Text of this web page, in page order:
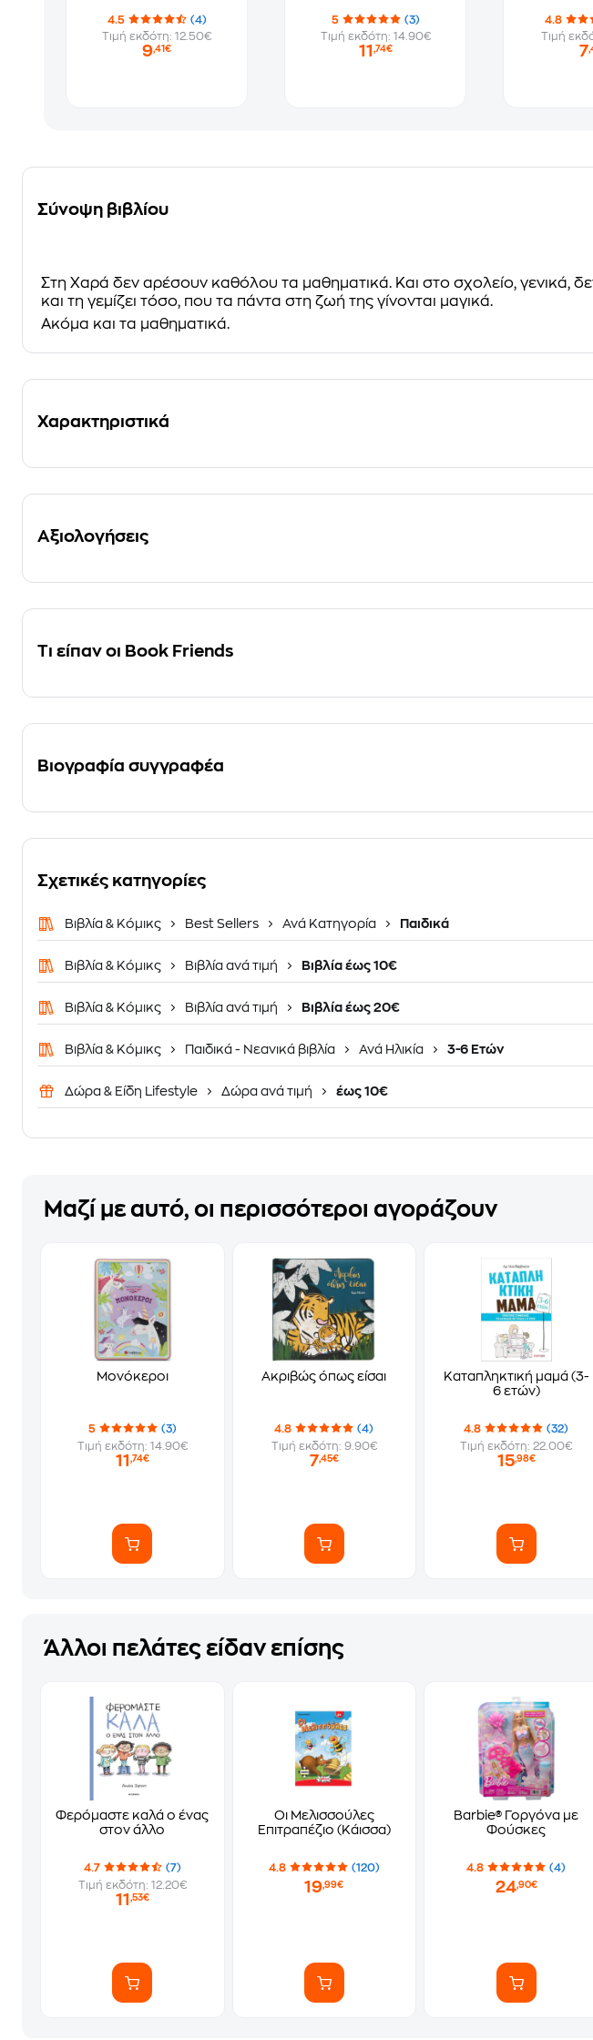
4.5
(4)
Τιμή εκδότη: 12.50€
9,41€
5
(3)
Τιμή εκδότη: 14.90€
11 ,74€
4.8
Τιμή
7
Σύνοψη βιβλίου
Στη Χαρά δεν αρέσουν καθόλου τα μαθηματικά. Και στο σχολείο, γενικά,
και τη γεμίζει τόσο, που τα πάντα στη ζωή της γίνονται μαγικά.
Ακόμα και τα μαθηματικά.
Χαρακτηριστικά
Αξιολογήσεις
Τι είπαν οι Book Friends
Βιογραφία συγγραφέα
Σχετικές κατηγορίες
Βιβλία & Κόμικς Best Sellers Ανά Κατηγορία Παιδικά
Βιβλία & Κόμικς Βιβλία ανά τιμή Βιβλία έως 10€
Βιβλία & Κόμικς Βιβλία ανά τιμή Βιβλία έως 20€
Βιβλία & Κόμικς Παιδικά - Νεανικά βιβλία Ανά Ηλικία 3-6 Ετών
Δώρα & Είδη Lifestyle Δώρα ανά τιμή έως 10€
Μαζί με αυτό, οι περισσότεροι αγοράζουν
Μονόκεροι
5
(3)
Τιμή εκδότη: 14.90€
11 ,74€
Ακριβώς όπως είσαι
4.8
(4)
Τιμή εκδότη: 9.90€
7,45€
Καταπληκτική μαμά (3-
6 ετών)
4.8
(32)
Τιμή εκδότη: 22.00€
15,98€
Άλλοι πελάτες είδαν επίσης
Φερόμαστε καλά ο ένας
στον άλλο
4.7
(7)
Τιμή εκδότη: 12.20€
11 ,53€
Οι Μελισσούλες
Επιτραπέζιο (Κάισσα)
4.8 (120)
19,99€
Barbie® Γοργόνα με
Φούσκες
4.8 (4)
24,90€